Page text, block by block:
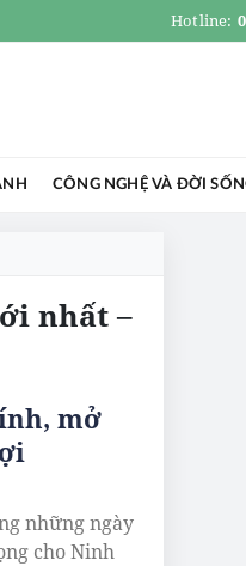
Hotline:
CÔNG NGHỆ VÀ ĐỜI
nhất –
mở
những ngày
cho Ninh